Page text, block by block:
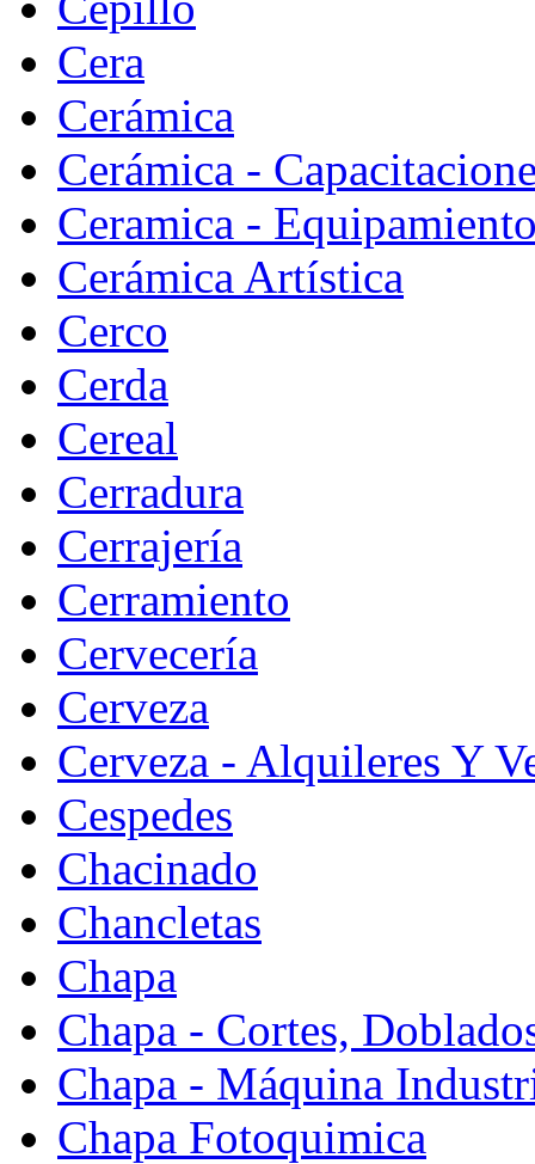
Cera
Cerámica
Cerámica -
Ceramica -
Cerámica Artística
Cerco
Cerda
Cereal
Cerradura
Cerrajería
Cerramiento
Cervecería
Cerveza
Cerveza - Alquileres Y
Cespedes
Chacinado
Chancletas
Chapa
Chapa - Cortes,
Chapa - Máquina
Chapa Fotoquimica